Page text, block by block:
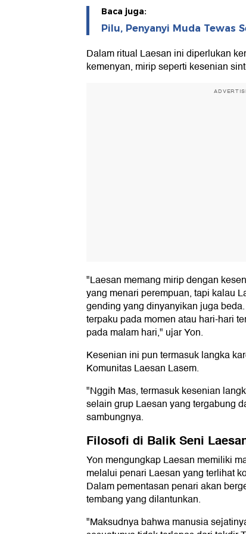
Baca juga:
Pilu, Penyanyi Muda Tewas
Dalam ritual Laesan ini diperlukan
kemenyan, mirip seperti kesenian
"Laesan memang mirip dengan
yang menari perempuan, tapi kalau
gending yang dinyanyikan juga
terpaku pada momen atau hari-hari
pada malam hari," ujar Yon.
Kesenian ini pun termasuk langka
Komunitas Laesan Lasem.
"Nggih Mas, termasuk kesenian
selain grup Laesan yang tergabung
sambungnya.
Filosofi di Balik Seni
Yon mengungkap Laesan memiliki
melalui penari Laesan yang terlihat
Dalam pementasan penari akan
tembang yang dilantunkan.
"Maksudnya bahwa manusia